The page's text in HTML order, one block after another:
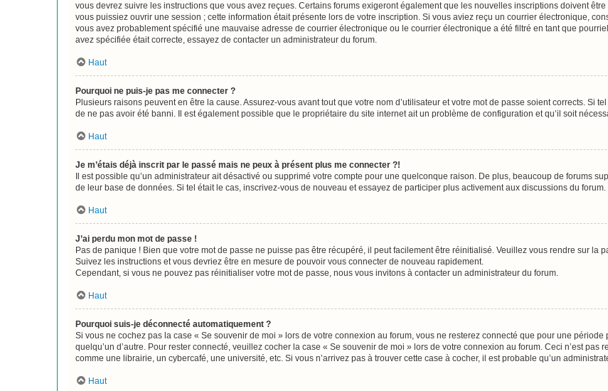
vous devrez suivre les instructions que vous avez reçues. Certains forums exigeront également que les nouvelles inscriptions doivent
vous puissiez ouvrir une session ; cette information était présente lors de votre inscription. Si vous aviez reçu un courrier électronique,
vous avez probablement spécifié une mauvaise adresse de courrier électronique ou le courrier électronique a été filtré en tant que
avez spécifiée était correcte, essayez de contacter un administrateur du forum.
Haut
Pourquoi ne puis-je pas me connecter ?
Plusieurs raisons peuvent en être la cause. Assurez-vous avant tout que votre nom d’utilisateur et votre mot de passe soient corrects. Si
de ne pas avoir été banni. Il est également possible que le propriétaire du site internet ait un problème de configuration et qu’il soit
Haut
Je m’étais déjà inscrit par le passé mais ne peux à présent plus me connecter ?!
Il est possible qu’un administrateur ait désactivé ou supprimé votre compte pour une quelconque raison. De plus, beaucoup de forums
de leur base de données. Si tel était le cas, inscrivez-vous de nouveau et essayez de participer plus activement aux discussions du forum.
Haut
J’ai perdu mon mot de passe !
Pas de panique ! Bien que votre mot de passe ne puisse pas être récupéré, il peut facilement être réinitialisé. Veuillez vous rendre sur la
Suivez les instructions et vous devriez être en mesure de pouvoir vous connecter de nouveau rapidement.
Cependant, si vous ne pouvez pas réinitialiser votre mot de passe, nous vous invitons à contacter un administrateur du forum.
Haut
Pourquoi suis-je déconnecté automatiquement ?
Si vous ne cochez pas la case « Se souvenir de moi » lors de votre connexion au forum, vous ne resterez connecté que pour une
quelqu’un d’autre. Pour rester connecté, veuillez cocher la case « Se souvenir de moi » lors de votre connexion au forum. Ceci n’est
comme une librairie, un cybercafé, une université, etc. Si vous n’arrivez pas à trouver cette case à cocher, il est probable qu’un
Haut